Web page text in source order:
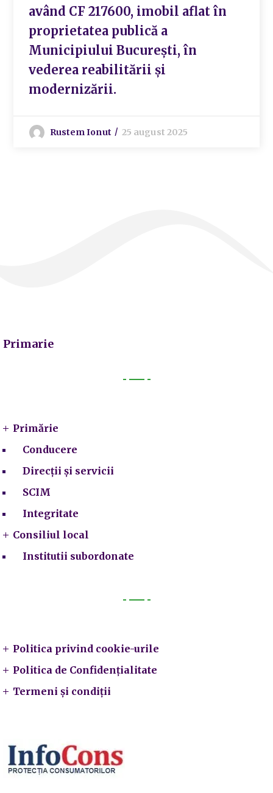
având CF 217600, imobil aflat în
proprietatea publică a
Municipiului București, în
vederea reabilitării și
modernizării.
Rustem Ionut 25 august 2025
Primarie
Primărie
Conducere
Direcții și servicii
SCIM
Integritate
Consiliul local
Institutii subordonate
Politica privind cookie-urile
Politica de Confidențialitate
Termeni și condiții